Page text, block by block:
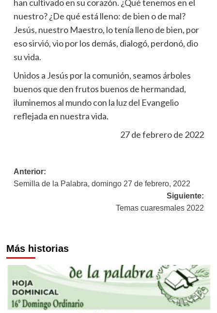
han cultivado en su corazón. ¿Qué tenemos en el
nuestro? ¿De qué está lleno: de bien o de mal?
Jesús, nuestro Maestro, lo tenía lleno de bien, por
eso sirvió, vio por los demás, dialogó, perdonó, dio
su vida.
Unidos a Jesús por la comunión, seamos árboles
buenos que den frutos buenos de hermandad,
iluminemos al mundo con la luz del Evangelio
reflejada en nuestra vida.
27 de febrero de 2022
Navegación
de
Anterior:
Semilla de la Palabra, domingo 27 de febrero, 2022
Siguiente:
Temas cuaresmales 2022
Más historias